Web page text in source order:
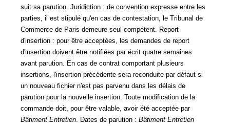
suit sa parution. Juridiction : de convention expresse entre les
parties, il est stipulé qu'en cas de contestation, le Tribunal de
Commerce de Paris demeure seul compétent. Report
d'insertion : pour être acceptées, les demandes de report
d'insertion doivent être notifiées par écrit quatre semaines
avant parution. En cas de contrat comportant plusieurs
insertions, l'insertion précédente sera reconduite par défaut si
un nouveau fichier n'est pas parvenu dans les délais de
parution pour la nouvelle insertion. Toute modification de la
commande doit, pour être valable, avoir été acceptée par
Bâtiment Entretien . Dates de parution : Bâtiment Entretien